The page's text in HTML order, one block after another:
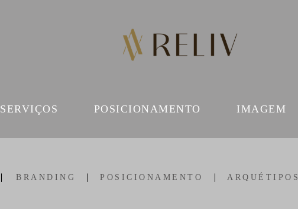
SERVIÇOS POSICIONAMENTO IMAGEM
BRANDING POSICIONAMENTO ARQUÉTIPOS